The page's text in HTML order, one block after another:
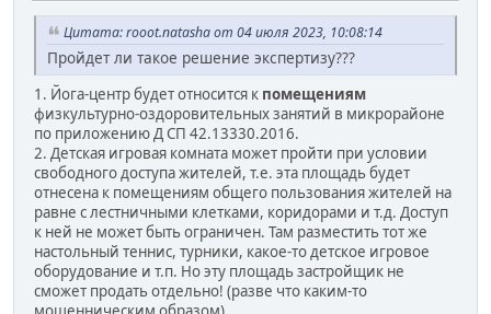
Цитата: rooot.natasha от 04 июля 2023, 10:08:14
Пройдет ли такое решение экспертизу???
1. Йога-центр будет относится к помещениям
физкультурно-оздоровительных занятий в микрорайоне
по приложению Д СП 42.13330.2016.
2. Детская игровая комната может пройти при условии
свободного доступа жителей, т.е. эта площадь будет
отнесена к помещениям общего пользования жителей на
равне с лестничными клетками, коридорами и т.д. Доступ
к ней не может быть ограничен. Там разместить тот же
настольный теннис, турники, какое-то детское игровое
оборудование и т.п. Но эту площадь застройщик не
сможет продать отдельно! (разве что каким-то